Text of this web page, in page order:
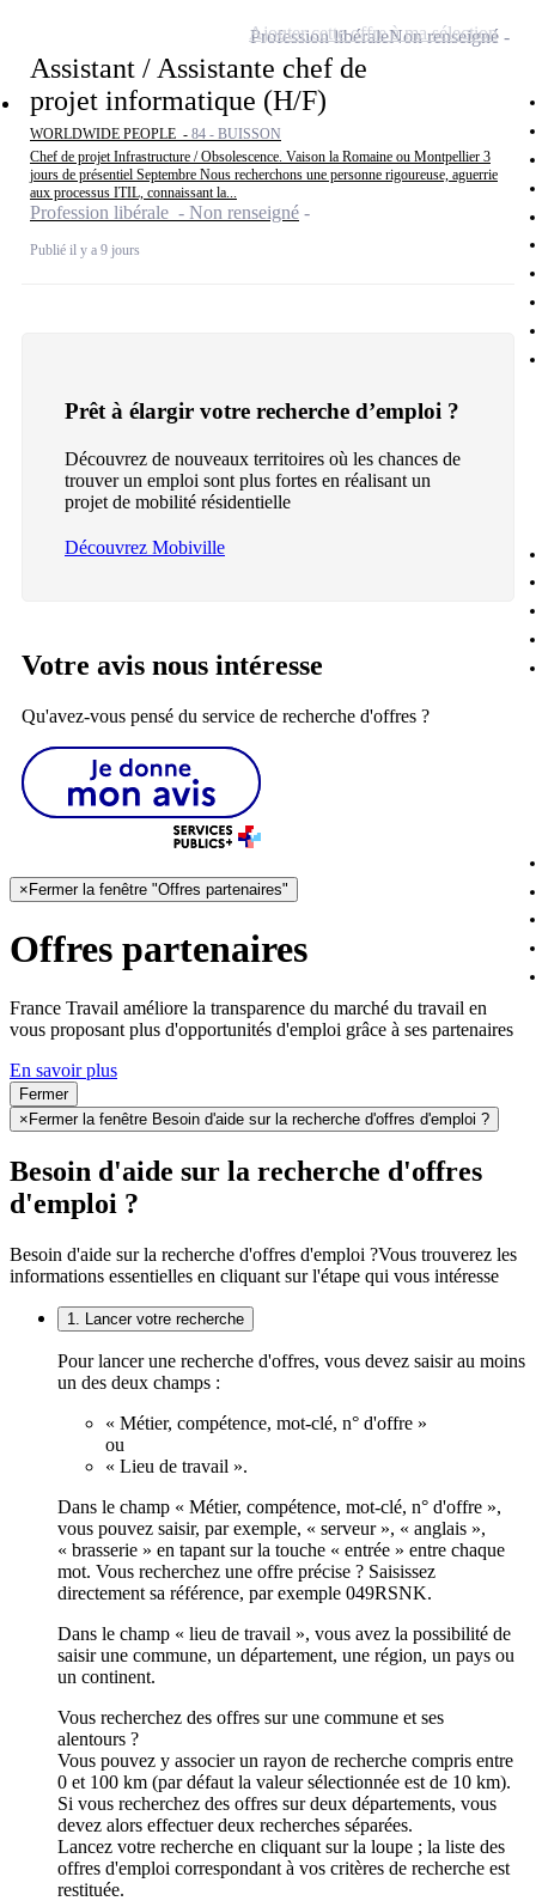
Assistant / Assistante chef de
projet informatique (H/F)
WORLDWIDE PEOPLE - 84 - BUISSON
Chef de projet Infrastructure / Obsolescence. Vaison la Romaine ou Montpellier 3
jours de présentiel Septembre Nous recherchons une personne rigoureuse, aguerrie
aux processus ITIL, connaissant la...
Profession libérale - Non renseigné
Publié il y a 9 jours
Profession libéraleNon renseigné
Ajouter cette offre à ma sélection
Prêt à élargir votre recherche d’emploi ?
Découvrez de nouveaux territoires où les chances de
trouver un emploi sont plus fortes en réalisant un
projet de mobilité résidentielle
Découvrez Mobiville
Votre avis nous intéresse
Qu'avez-vous pensé du service de recherche d'offres ?
× Fermer la fenêtre "Offres partenaires"
Offres partenaires
France Travail améliore la transparence du marché du travail en
vous proposant plus d'opportunités d'emploi grâce à ses partenaires
En savoir plus
Fermer
× Fermer la fenêtre Besoin d'aide sur la recherche d'offres d'emploi ?
Besoin d'aide sur la recherche d'offres
d'emploi ?
Besoin d'aide sur la recherche d'offres d'emploi ?Vous trouverez les
informations essentielles en cliquant sur l'étape qui vous intéresse
1. Lancer votre recherche
Pour lancer une recherche d'offres, vous devez saisir au moins
un des deux champs :
« Métier, compétence, mot-clé, n° d'offre »
ou
« Lieu de travail ».
Dans le champ « Métier, compétence, mot-clé, n° d'offre »,
vous pouvez saisir, par exemple, « serveur », « anglais »,
« brasserie » en tapant sur la touche « entrée » entre chaque
mot. Vous recherchez une offre précise ? Saisissez
directement sa référence, par exemple 049RSNK.
Dans le champ « lieu de travail », vous avez la possibilité de
saisir une commune, un département, une région, un pays ou
un continent.
Vous recherchez des offres sur une commune et ses
alentours ?
Vous pouvez y associer un rayon de recherche compris entre
0 et 100 km (par défaut la valeur sélectionnée est de 10 km).
Si vous recherchez des offres sur deux départements, vous
devez alors effectuer deux recherches séparées.
Lancez votre recherche en cliquant sur la loupe ; la liste des
offres d'emploi correspondant à vos critères de recherche est
restituée.